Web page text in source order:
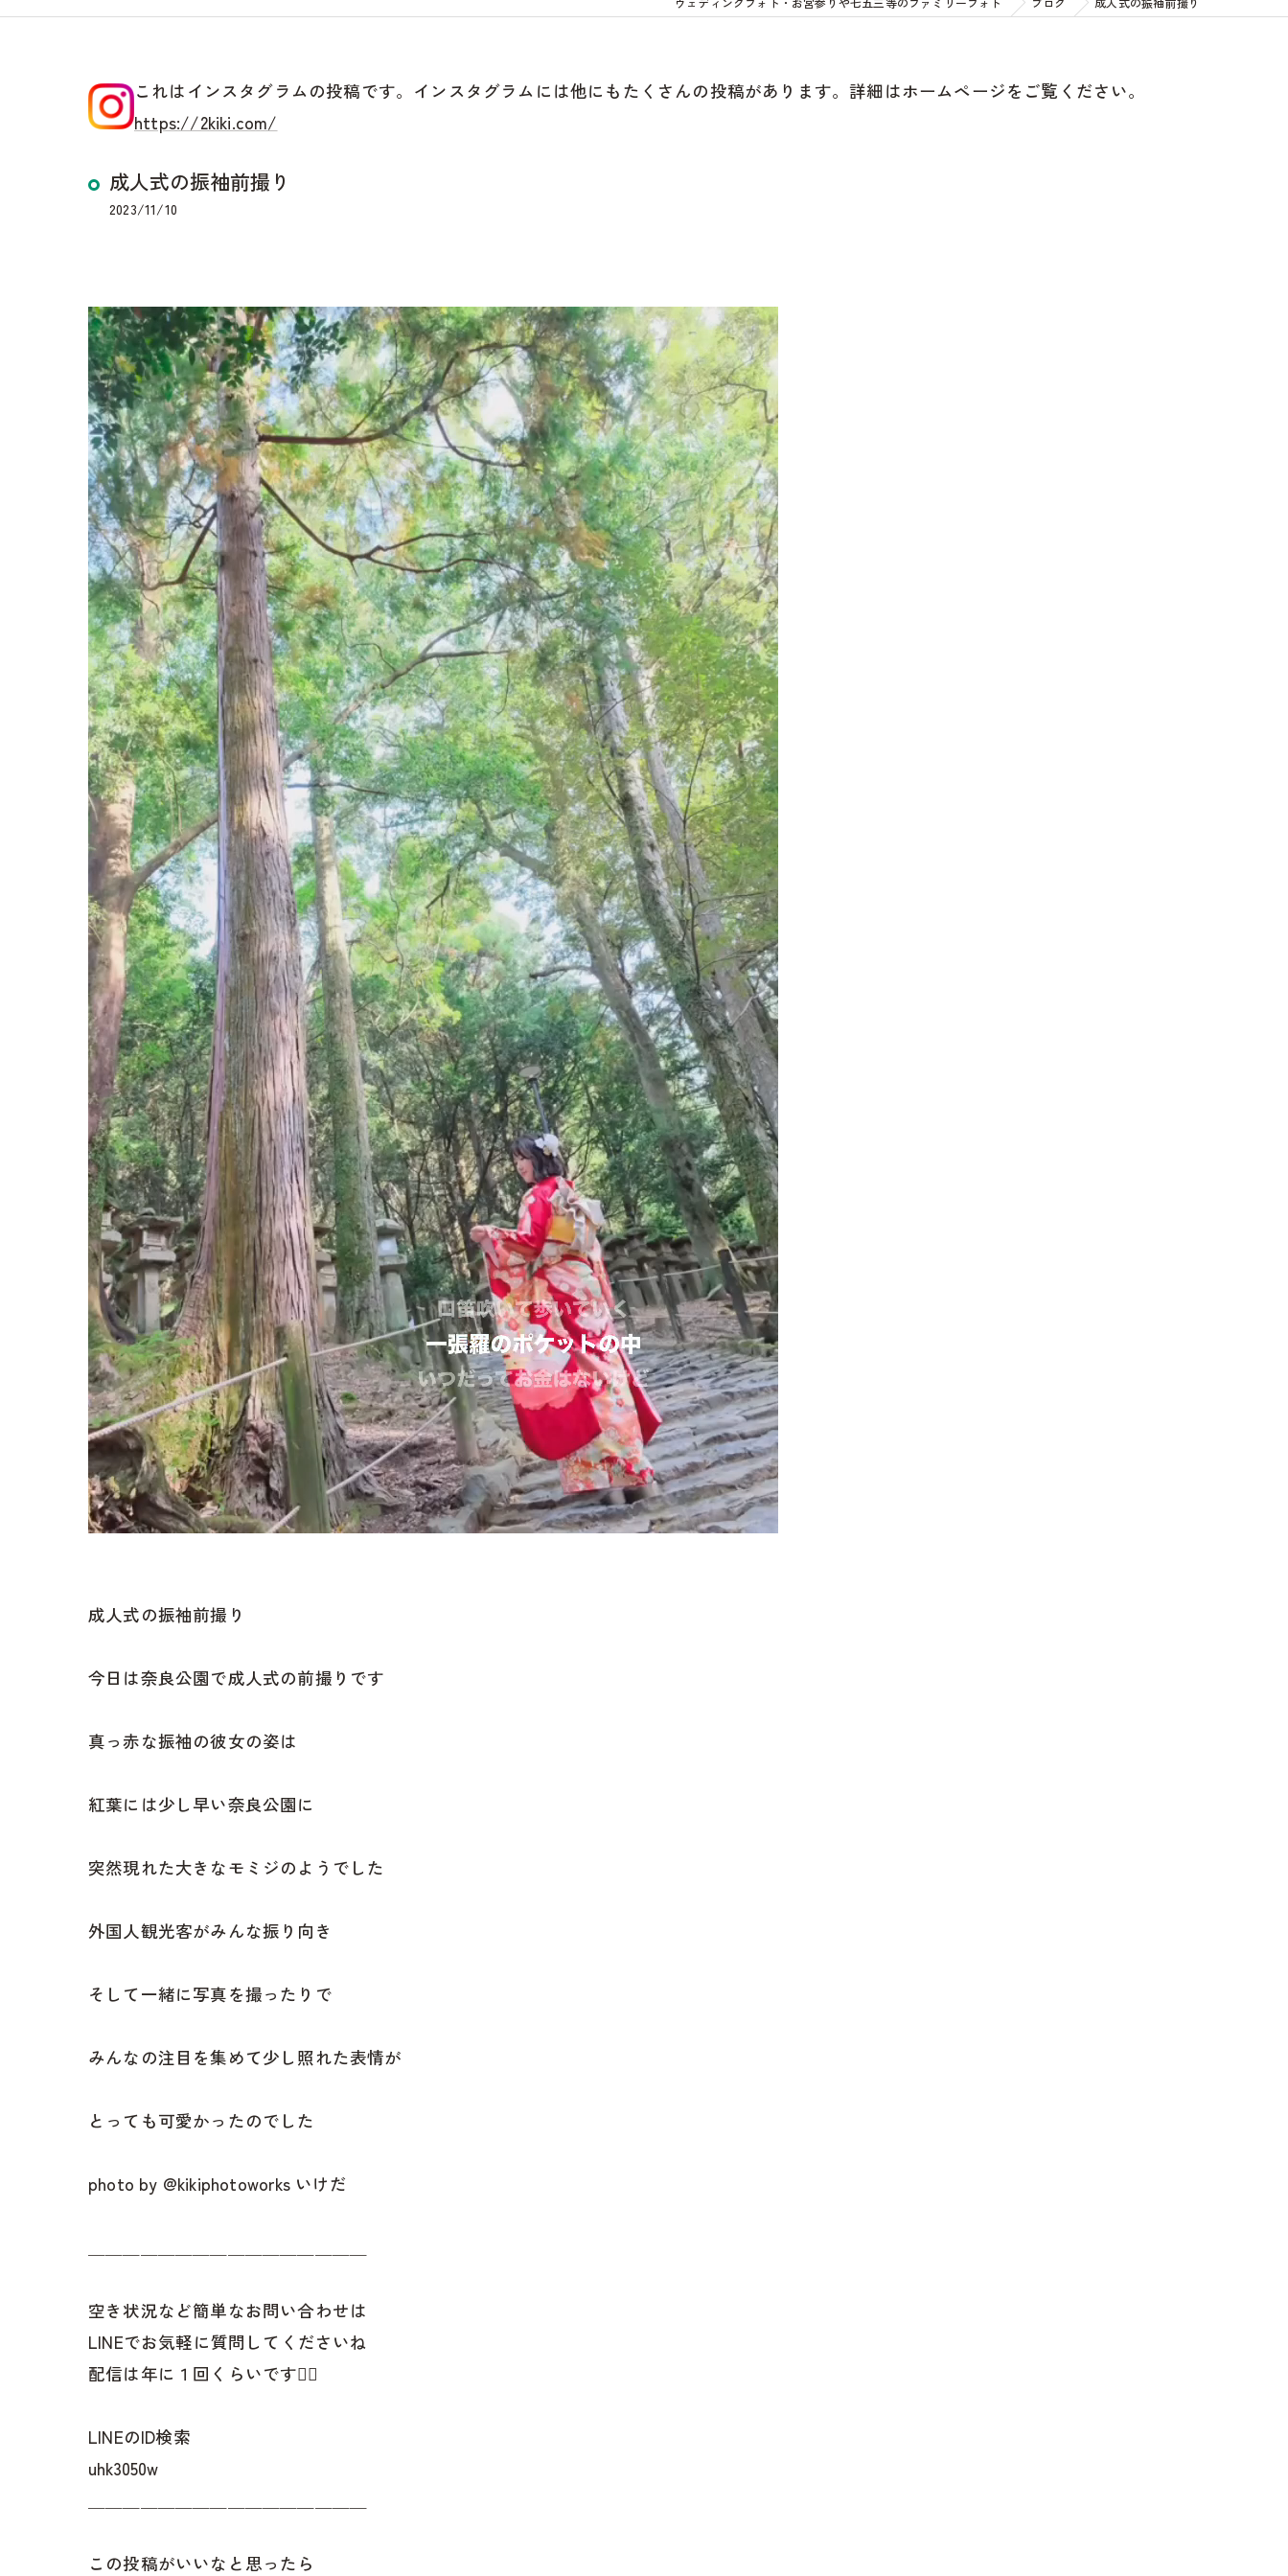
成人式の振袖前撮り
2023/11/10
成人式の振袖前撮り
今日は奈良公園で成人式の前撮りです
真っ赤な振袖の彼女の姿は
紅葉には少し早い奈良公園に
突然現れた大きなモミジのようでした
外国人観光客がみんな振り向き
そして一緒に写真を撮ったりで
みんなの注目を集めて少し照れた表情が
とっても可愛かったのでした
photo by @kikiphotoworks いけだ
空き状況など簡単なお問い合わせは
LINEでお気軽に質問してくださいね
配信は年に１回くらいです✌🏻
LINEのID検索
uhk3050w
この投稿がいいなと思ったら
これはインスタグラムの投稿です。インスタグラムには他にもたくさんの投稿があります。詳細はホームページをご覧ください。
https://2kiki.com/